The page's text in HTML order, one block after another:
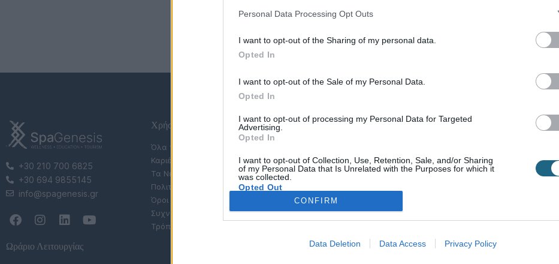
Personal Data Processing Opt Outs
I want to opt-out of the Sharing of my personal data.
Opted In
I want to opt-out of the Sale of my Personal Data.
Opted In
I want to opt-out of processing my Personal Data for Targeted
Advertising.
Opted In
I want to opt-out of Collection, Use, Retention, Sale, and/or Sharing
of my Personal Data that Is Unrelated with the Purposes for which it
was collected.
Opted Out
CONFIRM
Data Deletion Data Access Privacy Policy
+30 210 700 6825
+30 694 9855145
info@spagenesis.gr
Ωράριο Λειτουργίας
Χρήσιμες Σελίδες
Όλα τα Σεμινάρια
Καριέρα
Τα Νέα μας
Πολιτική Απορρήτου
Όροι Χρήσης Eshop
Συχνές Ερωτήσεις (FAQs)
Τρόποι Πληρωμής & Αποστολής
Υπηρεσίες για Επιχειρήσεις
Εκπαίδευση Προσωπικού
Digital Marketing
Κατασκευή & Ανακαίνιση Spa
Διαμόρφωση Εξωτερικού Χώρου
Έντυπη Διαφήμιση - Υπηρεσίες
Γραφιστικής
Spa Academy
Σεμινάρια Spa Management
Σεμινάρια Αισθητικής
Ονυχοπλαστική